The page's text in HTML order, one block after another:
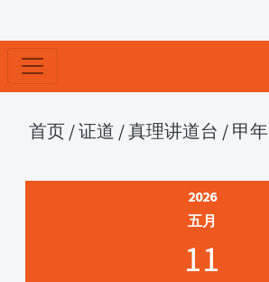
首页 /证道 /真理讲道台 / 甲年
2026
五月
11